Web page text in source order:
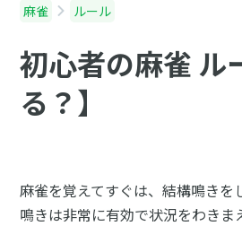
麻雀 ルール
初心者の麻雀 ル
る？】
麻雀を覚えてすぐは、結構鳴きを
鳴きは非常に有効で状況をわき